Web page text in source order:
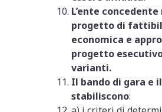
L’ente
progetto di
economica e
progetto
varianti.
Il bando di gara e
stabiliscono: